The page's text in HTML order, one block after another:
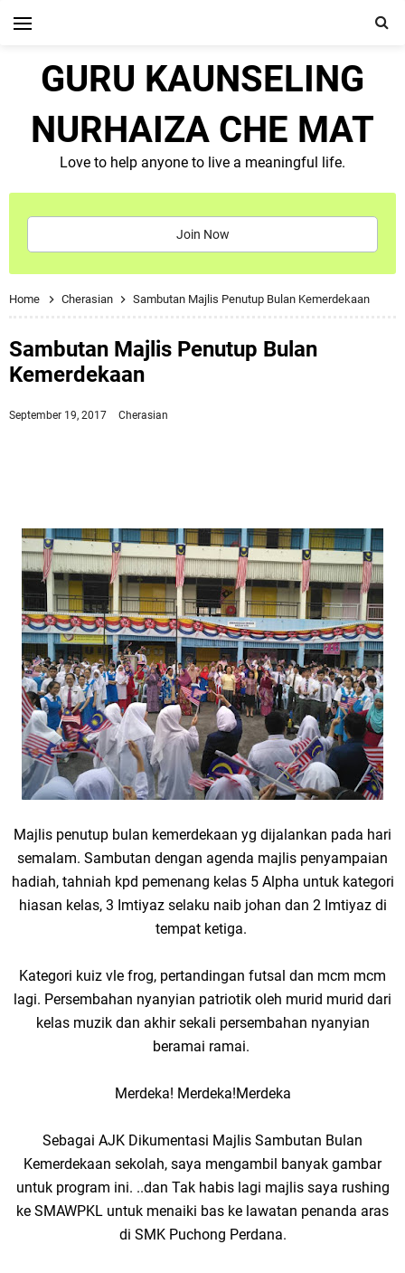
GURU KAUNSELING
NURHAIZA CHE MAT
Love to help anyone to live a meaningful life.
Join Now
Home Cherasian Sambutan Majlis Penutup Bulan Kemerdekaan
Sambutan Majlis Penutup Bulan
Kemerdekaan
September 19, 2017 Cherasian
Majlis penutup bulan kemerdekaan yg dijalankan pada hari
semalam. Sambutan dengan agenda majlis penyampaian
hadiah, tahniah kpd pemenang kelas 5 Alpha untuk kategori
hiasan kelas, 3 Imtiyaz selaku naib johan dan 2 Imtiyaz di
tempat ketiga.
Kategori kuiz vle frog, pertandingan futsal dan mcm mcm
lagi. Persembahan nyanyian patriotik oleh murid murid dari
kelas muzik dan akhir sekali persembahan nyanyian
beramai ramai.
Merdeka! Merdeka!Merdeka
Sebagai AJK Dikumentasi Majlis Sambutan Bulan
Kemerdekaan sekolah, saya mengambil banyak gambar
untuk program ini. ..dan Tak habis lagi majlis saya rushing
ke SMAWPKL untuk menaiki bas ke lawatan penanda aras
di SMK Puchong Perdana.